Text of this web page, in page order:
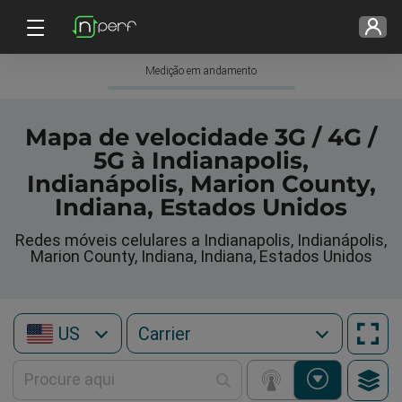
Medição em andamento
Mapa de velocidade 3G / 4G /
5G à Indianapolis,
Indianápolis, Marion County,
Indiana, Estados Unidos
Redes móveis celulares a Indianapolis, Indianápolis,
Marion County, Indiana, Indiana, Estados Unidos
US